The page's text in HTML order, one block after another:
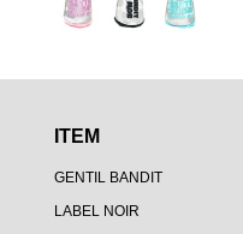
ITEM
GENTIL BANDIT
LABEL NOIR